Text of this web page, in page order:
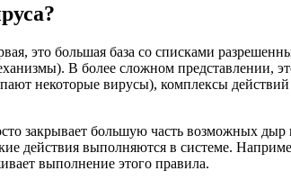
это большая база со списками
В более сложном представлении,
некоторые вирусы), комплексы
закрывает большую часть возможных
действия выполняются в системе.
выполнение этого правила.